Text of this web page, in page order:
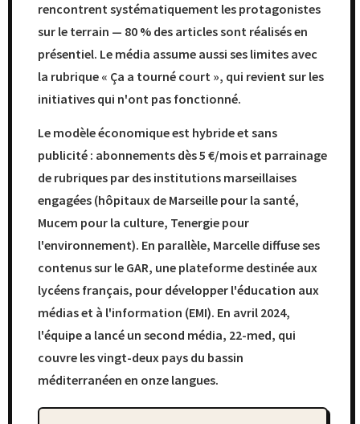
rencontrent systématiquement les protagonistes
sur le terrain — 80 % des articles sont réalisés en
présentiel. Le média assume aussi ses limites avec
la rubrique « Ça a tourné court », qui revient sur les
initiatives qui n'ont pas fonctionné.
Le modèle économique est hybride et sans
publicité : abonnements dès 5 €/mois et parrainage
de rubriques par des institutions marseillaises
engagées (hôpitaux de Marseille pour la santé,
Mucem pour la culture, Tenergie pour
l'environnement). En parallèle, Marcelle diffuse ses
contenus sur le GAR, une plateforme destinée aux
lycéens français, pour développer l'éducation aux
médias et à l'information (EMI). En avril 2024,
l'équipe a lancé un second média, 22-med, qui
couvre les vingt-deux pays du bassin
méditerranéen en onze langues.